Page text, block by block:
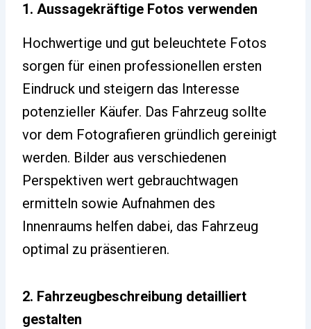
1. Aussagekräftige Fotos verwenden
Hochwertige und gut beleuchtete Fotos
sorgen für einen professionellen ersten
Eindruck und steigern das Interesse
potenzieller Käufer. Das Fahrzeug sollte
vor dem Fotografieren gründlich gereinigt
werden. Bilder aus verschiedenen
Perspektiven wert gebrauchtwagen
ermitteln sowie Aufnahmen des
Innenraums helfen dabei, das Fahrzeug
optimal zu präsentieren.
2. Fahrzeugbeschreibung detailliert
gestalten